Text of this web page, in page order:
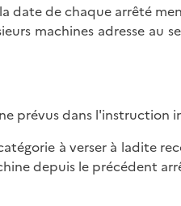
date de chaque arrêté
machines adresse au
prévus dans l'instruction
à verser à ladite
depuis le précédent